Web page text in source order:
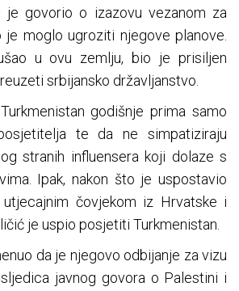
je govorio o izazovu vezanom za
je moglo ugroziti njegove planove.
u ovu zemlju, bio je prisiljen
srbijansko državljanstvo.
godišnje prima samo
te da ne simpatiziraju
stranih influensera koji dolaze s
Ipak, nakon što je uspostavio
čovjekom iz Hrvatske i
je uspio posjetiti Turkmenistan.
da je njegovo odbijanje za vizu
javnog govora o Palestini i